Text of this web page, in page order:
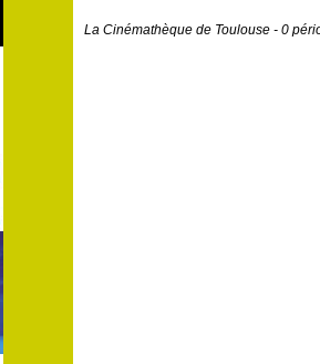
La Cinémathèque de Toulouse - 0